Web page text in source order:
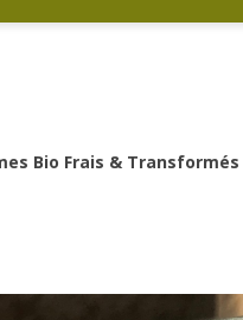
Bio Frais & Transformés